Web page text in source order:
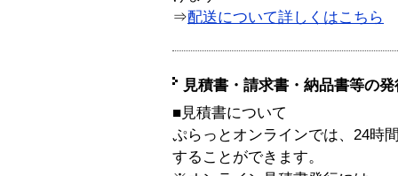
⇒配送について詳しくはこちら
見積書・請求書・納品書等の
■見積書について
ぷらっとオンラインでは、24時
することができます。